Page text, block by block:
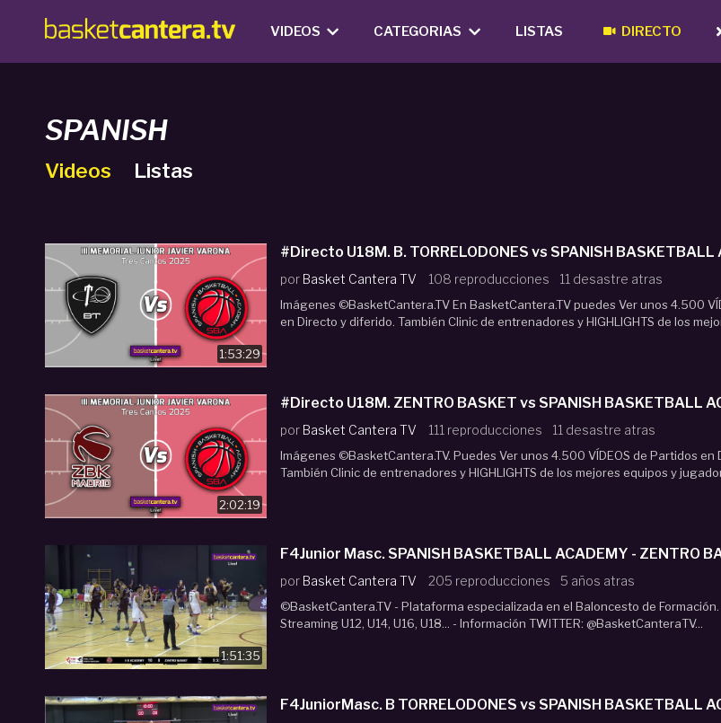
VIDEOS CATEGORIAS LISTAS DIRECTO
SPANISH
Videos Listas
1:53:29
por Basket Cantera TV 108 reproducciones 11 desastre atras
Imágenes ©BasketCantera.TV En BasketCantera.TV puedes Ver unos 4.500
en Directo y diferido. También Clinic de entrenadores y HIGHLIGHTS de los
2:02:19
#Directo U18M. ZENTRO BASKET vs SPANISH BASKETBALL
por Basket Cantera TV 111 reproducciones 11 desastre atras
Imágenes ©BasketCantera.TV. Puedes Ver unos 4.500 VÍDEOS de Partidos en
También Clinic de entrenadores y HIGHLIGHTS de los mejores equipos y
1:51:35
F4Junior Masc.
por Basket Cantera TV 205 reproducciones 5 años atras
©BasketCantera.TV - Plataforma especializada en el Baloncesto de
Streaming U12, U14, U16, U18... - Información TWITTER: @BasketCanteraTV...
F4JuniorMasc. B TORRELODONES vs SPANISH BASKETBALL